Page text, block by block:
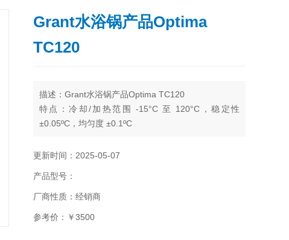
Grant水浴锅产品Optima
TC120
描述：Grant水浴锅产品Optima TC120
特点：冷却/加热范围 -15°C 至 120°C，稳定性
±0.05ºC，均匀度 ±0.1ºC
更新时间：2025-05-07
产品型号：
厂商性质：经销商
参考价：￥3500